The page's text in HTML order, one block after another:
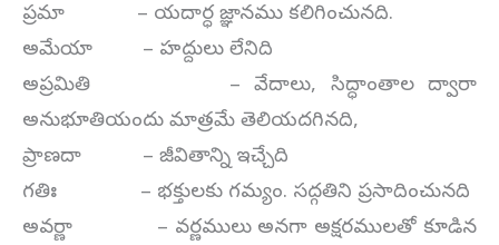
ప్రమా – యదార్ధ జ్ఞానము కలిగించునది.
అమేయా – హద్దులు లేనిది
అప్రమితి – వేదాలు, సిద్ధాంతాల ద్వారా
అనుభూతియందు మాత్రమే తెలియదగినది,
ప్రాణదా – జీవితాన్ని ఇచ్చేది
గతిః – భక్తులకు గమ్యం. సద్గతిని ప్రసాదించునది
అవర్ణా – వర్ణములు అనగా అక్షరములతో కూడిన